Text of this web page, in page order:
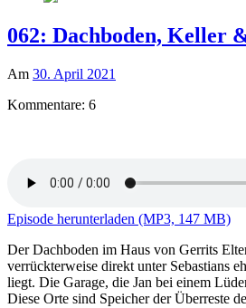
062: Dachboden, Keller
Am 30. April 2021
Kommentare: 6
Episode herunterladen (MP3, 147 MB)
Der Dachboden im Haus von Gerrits
verrückterweise direkt unter Sebastians
liegt. Die Garage, die Jan bei einem
Diese Orte sind Speicher der Überreste